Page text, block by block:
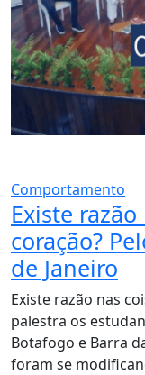
Comportamento
Existe
coração?
de Janeiro
Existe razão nas
palestra os
Botafogo e Barra
foram se